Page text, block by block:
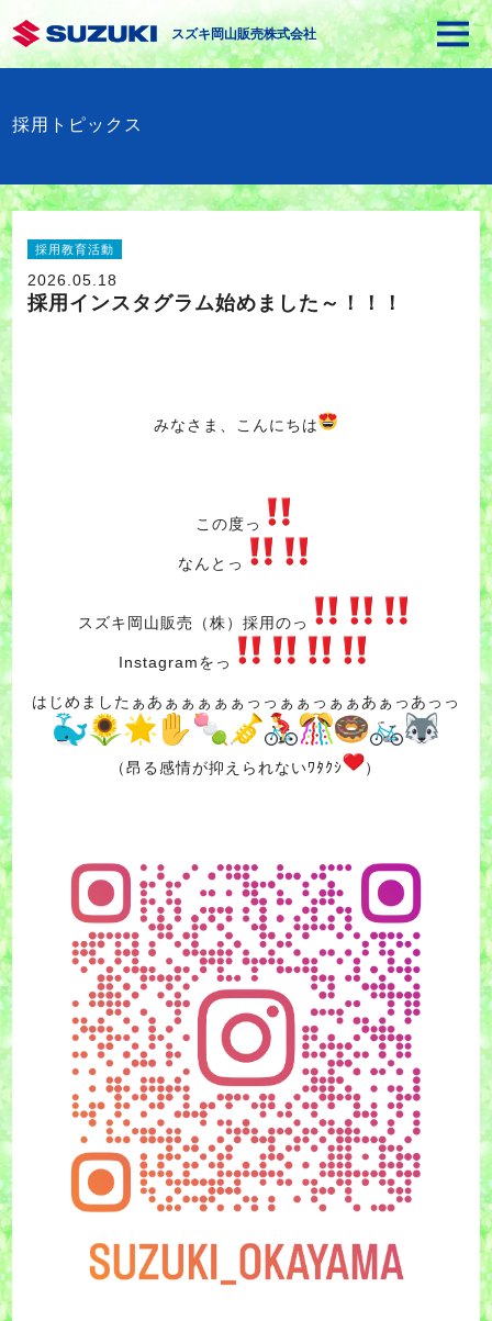
スズキ岡山販売株式会社
採用トピックス
採用教育活動
2026.05.18
採用インスタグラム始めました～！！！
みなさま、こんにちは
この度っ
なんとっ
スズキ岡山販売（株）採用のっ
Instagramをっ
はじめましたぁあぁぁぁぁぁっっぁぁっぁぁあぁっあっっ
（昂る感情が抑えられないﾜﾀｸｼ ）